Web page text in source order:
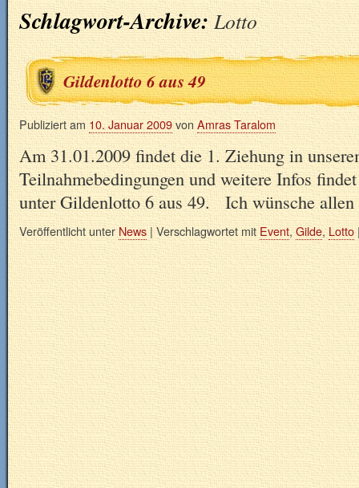
Schlagwort-Archive:Lotto
Gildenlotto 6 aus 49
Publiziert am 10. Januar 2009von Amras Taralom
Am 31.01.2009 findet die 1. Ziehung in
Teilnahmebedingungen und weitere Infos
unter Gildenlotto 6 aus 49. Ich wünsche
Veröffentlicht unter News | Verschlagwortet mit Event,Gilde,Lotto